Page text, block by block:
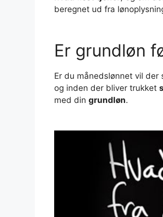
beregnet ud fra
Er grundløn
Er du månedslønnet vil der
og inden der bliver trukket
med din grundløn.